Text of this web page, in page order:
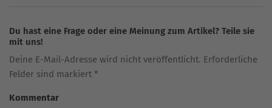
Du hast eine Frage oder eine Meinung zum Artikel? Teile sie
mit uns!
Deine E-Mail-Adresse wird nicht veröffentlicht. Erforderliche
Felder sind markiert *
Kommentar